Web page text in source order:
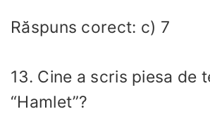
Răspuns corect: c) 7
13. Cine a scris piesa de
“Hamlet”?